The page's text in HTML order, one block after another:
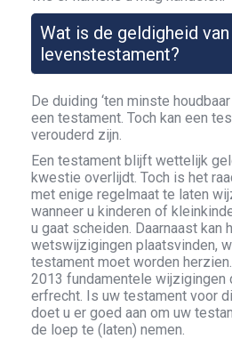
Wat is de geldigheid
levenstestament?
De duiding ‘ten minste
een testament. Toch kan een
verouderd zijn.
Een testament blijft wettelijk
kwestie overlijdt. Toch is het
met enige regelmaat te laten
wanneer u kinderen of
u gaat scheiden. Daarnaast kan
wetswijzigingen plaatsvinden,
testament moet worden
2013 fundamentele wijzigingen
erfrecht. Is uw testament voor
doet u er goed aan om uw
de loep te (laten) nemen.